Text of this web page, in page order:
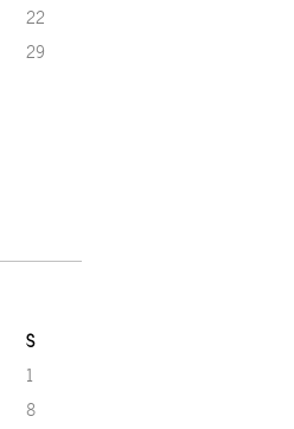
22
29
S
1
8